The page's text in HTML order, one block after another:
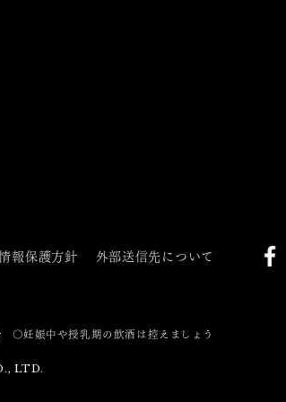
報保護方針 外部送信先について
〇妊娠中や授乳期の飲酒は控えましょう
LTD.